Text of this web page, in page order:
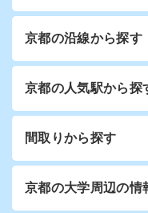
京都の沿線から探す
京都の人気駅から探
間取りから探す
京都の大学周辺の情